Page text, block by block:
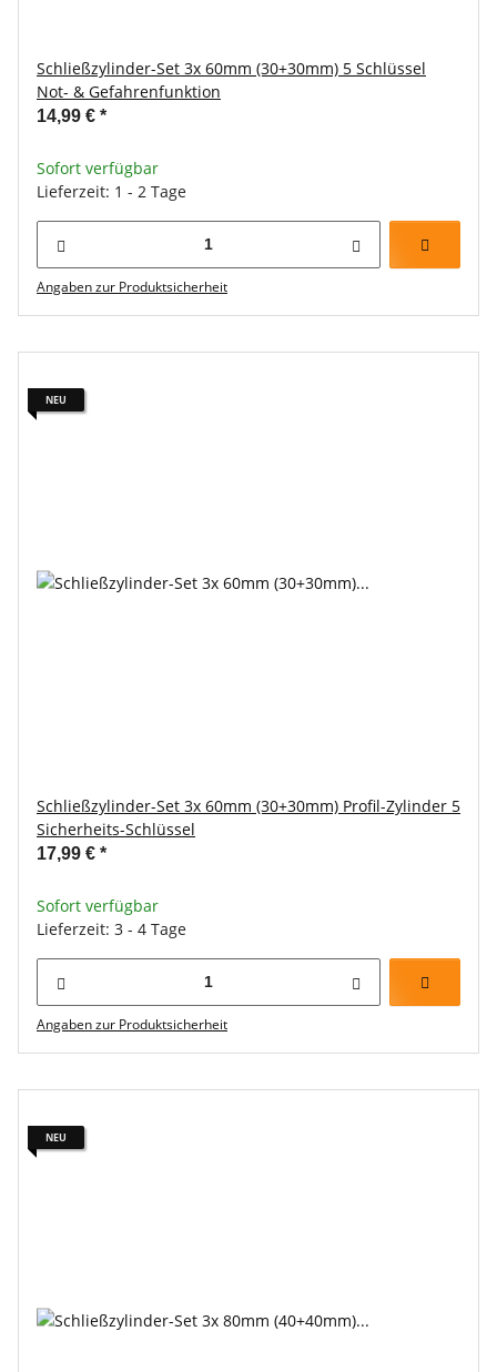
Schließzylinder-Set 3x 60mm (30+30mm) 5 Schlüssel
Not- & Gefahrenfunktion
14,99 € *
Sofort verfügbar
Lieferzeit: 1 - 2 Tage
Angaben zur Produktsicherheit
NEU
Schließzylinder-Set 3x 60mm (30+30mm) Profil-Zylinder 5
Sicherheits-Schlüssel
17,99 € *
Sofort verfügbar
Lieferzeit: 3 - 4 Tage
Angaben zur Produktsicherheit
NEU